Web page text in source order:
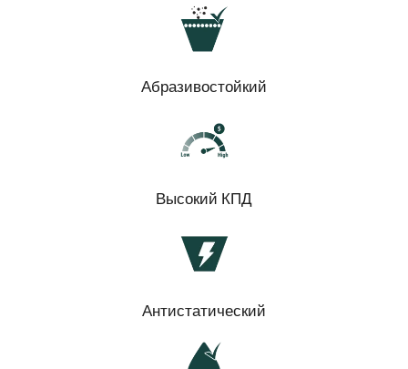
Абразивостойкий
Высокий КПД
Антистатический